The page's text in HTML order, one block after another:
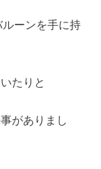
ルーンを手に持
たりと
がありまし